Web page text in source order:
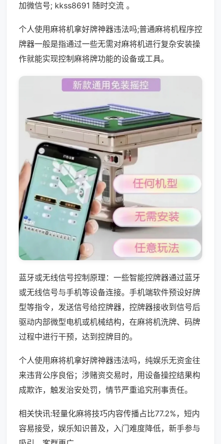
加微信号; kkss8691 随时交流 。
个人使用麻将机拿好牌神器违法吗;普通麻将机程序控
牌器一般是指通过一些无需对麻将机进行复杂安装操
作就能实现控制麻将牌功能的设备或工具。
蓝牙或无线信号控制原理：一些智能控牌器通过蓝牙
或无线信号与手机等设备连接。手机端软件预设好牌
型等指令，发送信号给控牌器，控牌器接收到信号后
驱动内部微型电机或机械结构，在麻将机洗牌、码牌
过程中进行干预，达到控牌目的。
个人使用麻将机拿好牌神器违法吗，纯娱乐无资金往
来违背公序良俗；涉赌资交易时，用设备操控结果构
成欺诈，触发治安处罚，情节严重追究刑事责任。
相关快讯:轻量化麻将技巧内容传播占比77.2%，短内
容易接受，娱乐知识普及，入门难度降低，新手参与